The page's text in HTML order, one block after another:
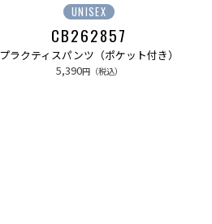
UNISEX
CB262857
プラクティスパンツ（ポケット付き）
5,390円（税込）